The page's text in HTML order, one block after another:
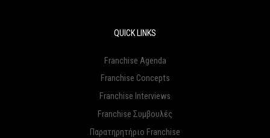
QUICK LINKS
Franchise Agenda
Franchise Concepts
Franchise Interviews
Franchise Συμβουλές
Παρατηρητήριο Franchise